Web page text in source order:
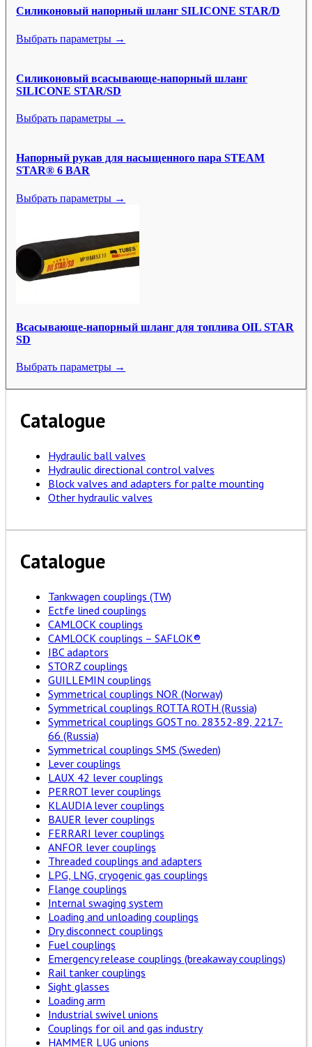
Силиконовый напорный шланг SILICONE STAR/D
Выбрать параметры →
Силиконовый всасывающе-напорный шланг
SILICONE STAR/SD
Выбрать параметры →
Напорный рукав для насыщенного пара STEAM
STAR® 6 BAR
Выбрать параметры →
Всасывающе-напорный шланг для топлива OIL STAR
SD
Выбрать параметры →
Catalogue
Hydraulic ball valves
Hydraulic directional control valves
Block valves and adapters for palte mounting
Other hydraulic valves
Catalogue
Tankwagen couplings (TW)
Ectfe lined couplings
CAMLOCK couplings
CAMLOCK couplings – SAFLOK®
IBC adaptors
STORZ couplings
GUILLEMIN couplings
Symmetrical couplings NOR (Norway)
Symmetrical couplings ROTTA ROTH (Russia)
Symmetrical couplings GOST no. 28352-89, 2217-
66 (Russia)
Symmetrical couplings SMS (Sweden)
Lever couplings
LAUX 42 lever couplings
PERROT lever couplings
KLAUDIA lever couplings
BAUER lever couplings
FERRARI lever couplings
ANFOR lever couplings
Threaded couplings and adapters
LPG, LNG, cryogenic gas couplings
Flange couplings
Internal swaging system
Loading and unloading couplings
Dry disconnect couplings
Fuel couplings
Emergency release couplings (breakaway couplings)
Rail tanker couplings
Sight glasses
Loading arm
Industrial swivel unions
Couplings for oil and gas industry
HAMMER LUG unions